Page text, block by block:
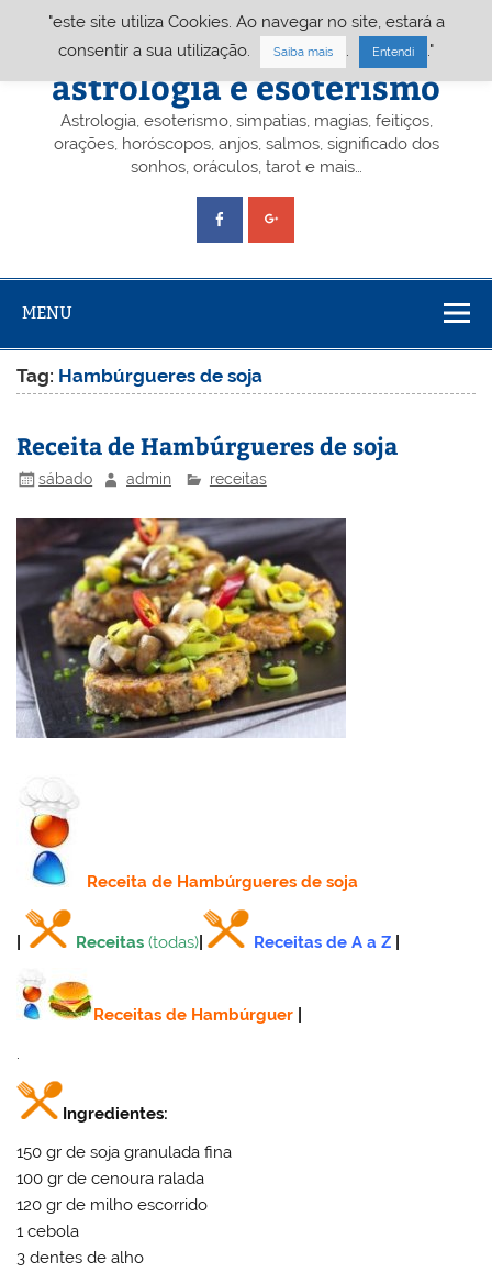
Portal A&E – Portal
astrologia e esoterismo
Astrologia, esoterismo, simpatias, magias, feitiços,
orações, horóscopos, anjos, salmos, significado dos
sonhos, oráculos, tarot e mais…
MENU
Tag: Hambúrgueres de soja
Receita de Hambúrgueres de soja
sábado admin receitas
Receitade Hambúrgueres de soja
Receitas (todas) Receitas de A a Z
Receitas de Hambúrguer
.
Ingredientes:
150 gr de soja granulada fina
100 gr de cenoura ralada
120 gr de milho escorrido
1 cebola
3 dentes de alho
"este site utiliza Cookies. Ao navegar no site, estará a
consentir a sua utilização.
Saiba mais Entendi ."